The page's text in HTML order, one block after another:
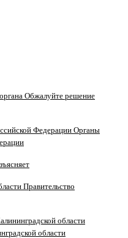
Обжалуйте решение
Органы
Правительство
области